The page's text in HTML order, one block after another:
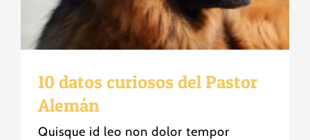
10 datos curiosos del Pastor
Alemán
Quisque id leo non dolor tempor